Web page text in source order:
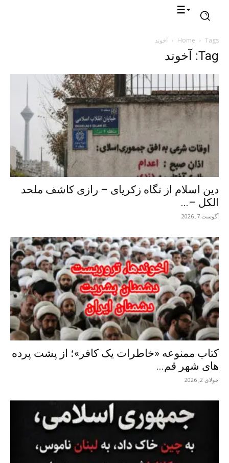
Home Tags آخوند
Tag: آخوند
دین اسلام از نگاه زکریای – رازی کاشف ملحد
الکل –...
آگوست 7, 2026
کتاب ممنوعه «خاطرات یک کافر»؛ از پشت پرده
های شهر قم...
جولای 2, 2026